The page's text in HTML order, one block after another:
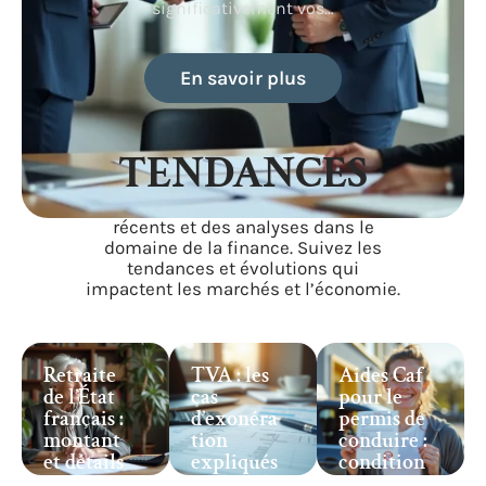
significativement vos…
En savoir plus
TENDANCES
Restez informé des événements
récents et des analyses dans le
domaine de la finance. Suivez les
tendances et évolutions qui
impactent les marchés et l’économie.
Retraite
de l’État
français :
montant
et détails
TVA : les
cas
d’exonéra
tion
expliqués
Aides Caf
pour le
permis de
conduire :
condition